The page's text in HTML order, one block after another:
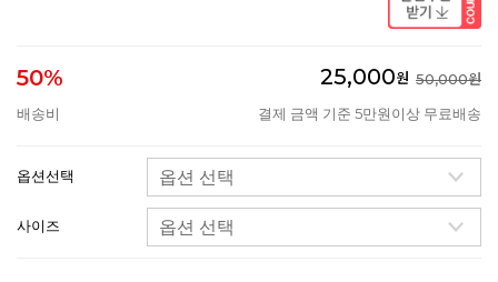
50% 25,000원 50,000원
배송비
결제 금액 기준 5만원이상 무료배송
옵션선택
사이즈